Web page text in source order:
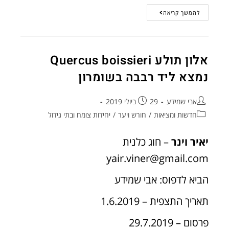
להמשך קריאה
אלון תולע Quercus boissieri
נמצא ליד רבבה בשומרון
אבי שמידע
29 ביולי 2019
חדשות ומציאות / חורש ויער / יחידות צומח ובתי גידול
יאיר וינר– חוג כלנית
yair.viner@gmail.com
הביא לדפוס: אבי שמידע
תאריך התצפית – 1.6.2019
פרסום – 29.7.2019